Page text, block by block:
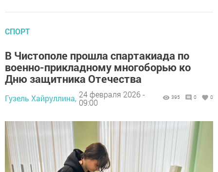
СПОРТ
В Чистополе прошла спартакиада по
военно-прикладному многоборью ко
Дню защитника Отечества
Гузель Хайруллина, 24 февраля 2026 -
09:00
395 0 0